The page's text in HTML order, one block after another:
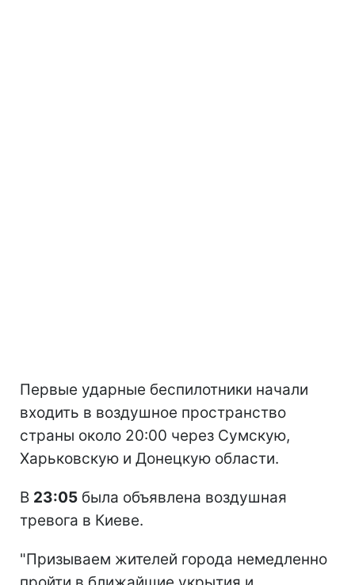
Первые ударные беспилотники начали
входить в воздушное пространство
страны около 20:00 через Сумскую,
Харьковскую и Донецкую области.
В 23:05 была объявлена воздушная
тревога в Киеве.
"Призываем жителей города немедленно